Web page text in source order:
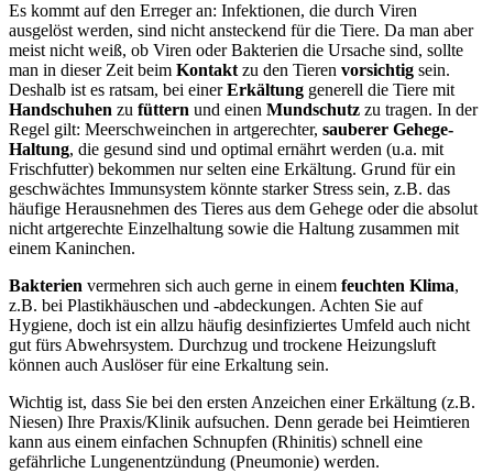
Es kommt auf den Erreger an: Infektionen, die durch Viren
ausgelöst werden, sind nicht ansteckend für die Tiere. Da man aber
meist nicht weiß, ob Viren oder Bakterien die Ursache sind, sollte
man in dieser Zeit beim Kontaktzu den Tieren vorsichtig sein.
Deshalb ist es ratsam, bei einerErkältung generell die Tiere mit
Handschuhen zu füttern und einen Mundschutz zu tragen. In der
Regel gilt: Meerschweinchen in artgerechter, sauberer Gehege-
Haltung, die gesund sind und optimal ernährt werden (u.a. mit
Frischfutter) bekommen nur selten eine Erkältung. Grund für ein
geschwächtes Immunsystem könnte starker Stress sein, z.B. das
häufige Herausnehmen des Tieres aus dem Gehege oder die absolut
nicht artgerechte Einzelhaltung sowie die Haltung zusammen mit
einem Kaninchen.
Bakterien vermehren sich auch gerne in einem feuchten Klima,
z.B. bei Plastikhäuschen und -abdeckungen. Achten Sie auf
Hygiene, doch ist ein allzu häufig desinfiziertes Umfeld auch nicht
gut fürs Abwehrsystem. Durchzug und trockene Heizungsluft
können auch Auslöser für eine Erkaltung sein.
Wichtig ist, dass Sie bei den ersten Anzeichen einer Erkältung (z.B.
Niesen) Ihre Praxis/Klinik aufsuchen. Denn gerade bei Heimtieren
kann aus einem einfachen Schnupfen (Rhinitis) schnell eine
gefährliche Lungenentzündung (Pneumonie) werden.